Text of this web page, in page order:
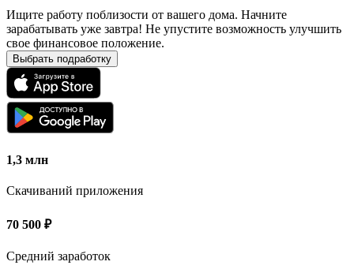
Ищите работу поблизости от вашего дома. Начните
зарабатывать уже завтра! Не упустите возможность улучшить
свое финансовое положение.
Выбрать подработку
1,3 млн
Скачиваний приложения
70 500 ₽
Средний заработок